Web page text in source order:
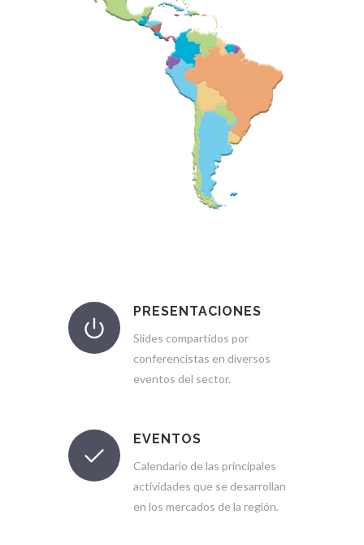
PRESENTACIONES
Slides compartidos por
conferencistas en diversos
eventos del sector.
EVENTOS
Calendario de las principales
actividades que se desarrollan
en los mercados de la región.